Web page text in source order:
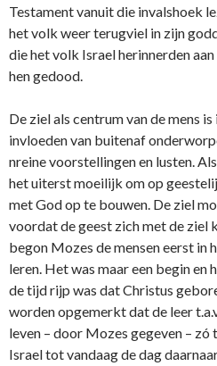
Testament vanuit die invalshoek
het volk weer terugviel in zijn
die het volk Israel herinnerden
hen gedood.
De ziel als centrum van de mens
invloeden van buitenaf
nreine voorstellingen en lusten.
het uiterst moeilijk om op
met God op te bouwen. De ziel
voordat de geest zich met de ziel
begon Mozes de mensen eerst in
leren. Het was maar een begin en
de tijd rijp was dat Christus
worden opgemerkt dat de leer
leven – door Mozes gegeven –
Israel tot vandaag de dag